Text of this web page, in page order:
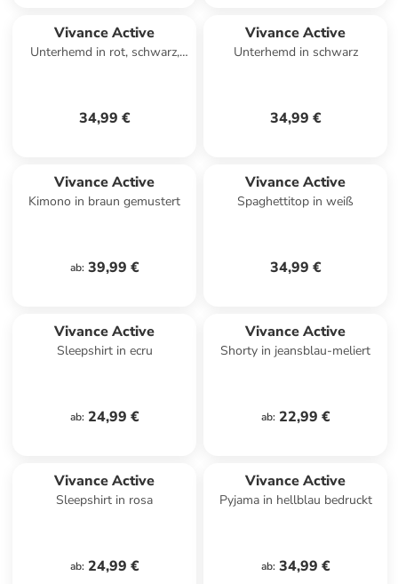
Vivance Active
Unterhemd in rot, schwarz,
34,99 €
Vivance Active
Unterhemd in schwarz
34,99 €
Vivance Active
Kimono in braun gemustert
ab: 39,99 €
Vivance Active
Spaghettitop in weiß
34,99 €
Vivance Active
Sleepshirt in ecru
ab: 24,99 €
Vivance Active
Shorty in jeansblau-meliert
ab: 22,99 €
Vivance Active
Sleepshirt in rosa
ab: 24,99 €
Vivance Active
Pyjama in hellblau bedruckt
ab: 34,99 €